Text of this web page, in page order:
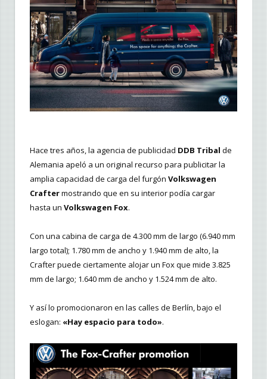
Hace tres años, la agencia de publicidad DDB Tribal de
Alemania apeló a un original recurso para publicitar la
amplia capacidad de carga del furgón Volkswagen
Craftermostrando que en su interior podía cargar
hasta un Volkswagen Fox.
Con una cabina de carga de 4.300 mm de largo (6.940 mm
largo total); 1.780 mm de ancho y 1.940 mm de alto, la
Crafter puede ciertamente alojar un Fox que mide 3.825
mm de largo; 1.640 mm de ancho y 1.524 mm de alto.
Y así lo promocionaron en las calles de Berlín, bajo el
eslogan: «Hay espacio para todo».